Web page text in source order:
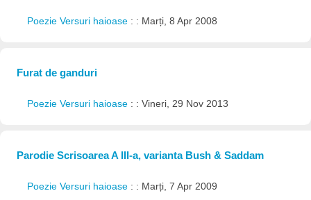
Poezie Versuri haioase : : Marți, 8 Apr 2008
Furat de ganduri
Poezie Versuri haioase : : Vineri, 29 Nov 2013
Parodie Scrisoarea A III-a, varianta Bush & Saddam
Poezie Versuri haioase : : Marți, 7 Apr 2009